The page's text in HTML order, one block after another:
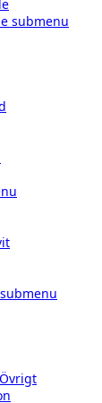
submenu